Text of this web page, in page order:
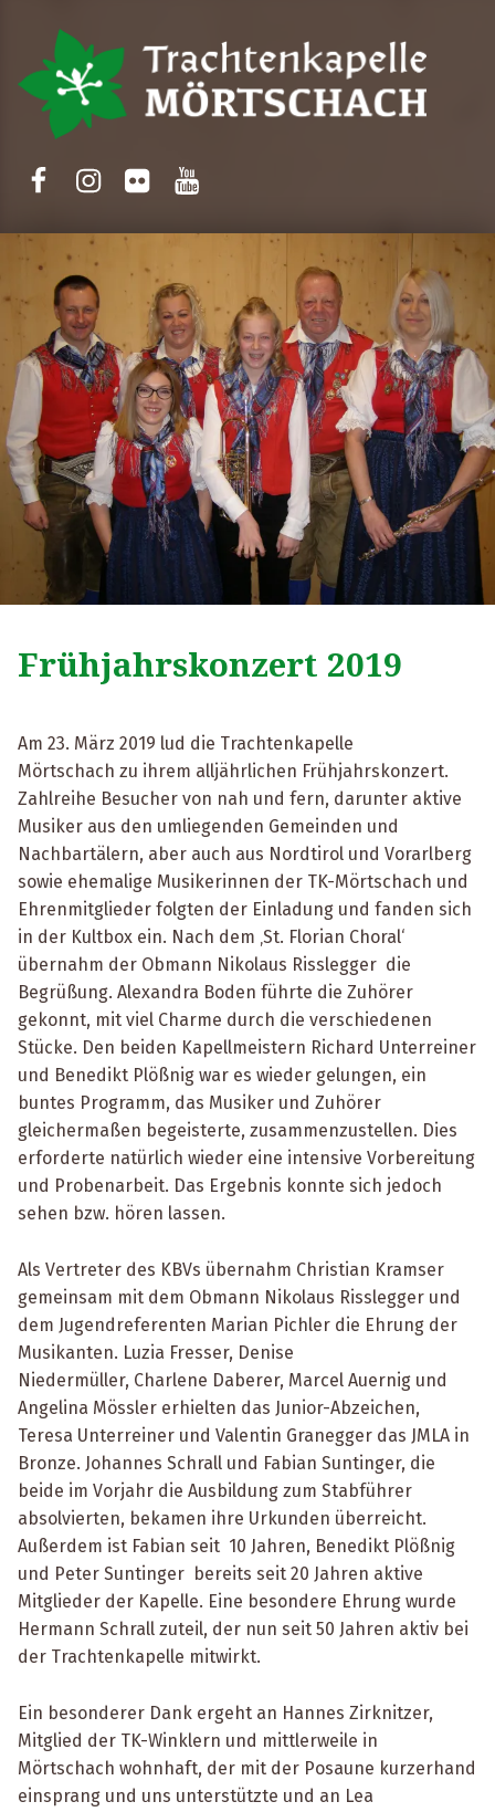
Frühjahrskonzert 2019
Am 23. März 2019 lud die Trachtenkapelle
Mörtschach zu ihrem alljährlichen Frühjahrskonzert.
Zahlreihe Besucher von nah und fern, darunter aktive
Musiker aus den umliegenden Gemeinden und
Nachbartälern, aber auch aus Nordtirol und Vorarlberg
sowie ehemalige Musikerinnen der TK-Mörtschach und
Ehrenmitglieder folgten der Einladung und fanden sich
in der Kultbox ein. Nach dem ‚St. Florian Choral‘
übernahm der Obmann Nikolaus Risslegger die
Begrüßung. Alexandra Boden führte die Zuhörer
gekonnt, mit viel Charme durch die verschiedenen
Stücke. Den beiden Kapellmeistern Richard Unterreiner
und Benedikt Plößnig war es wieder gelungen, ein
buntes Programm, das Musiker und Zuhörer
gleichermaßen begeisterte, zusammenzustellen. Dies
erforderte natürlich wieder eine intensive Vorbereitung
und Probenarbeit. Das Ergebnis konnte sich jedoch
sehen bzw. hören lassen.
Als Vertreter des KBVs übernahm Christian Kramser
gemeinsam mit dem Obmann Nikolaus Risslegger und
dem Jugendreferenten Marian Pichler die Ehrung der
Musikanten. Luzia Fresser, Denise
Niedermüller, Charlene Daberer, Marcel Auernig und
Angelina Mössler erhielten das Junior-Abzeichen,
Teresa Unterreiner und Valentin Granegger das JMLA in
Bronze. Johannes Schrall und Fabian Suntinger, die
beide im Vorjahr die Ausbildung zum Stabführer
absolvierten, bekamen ihre Urkunden überreicht.
Außerdem ist Fabian seit 10 Jahren, Benedikt Plößnig
und Peter Suntinger bereits seit 20 Jahren aktive
Mitglieder der Kapelle. Eine besondere Ehrung wurde
Hermann Schrall zuteil, der nun seit 50 Jahren aktiv bei
der Trachtenkapelle mitwirkt.
Ein besonderer Dank ergeht an Hannes Zirknitzer,
Mitglied der TK-Winklern und mittlerweile in
Mörtschach wohnhaft, der mit der Posaune kurzerhand
einsprang und uns unterstützte und an Lea